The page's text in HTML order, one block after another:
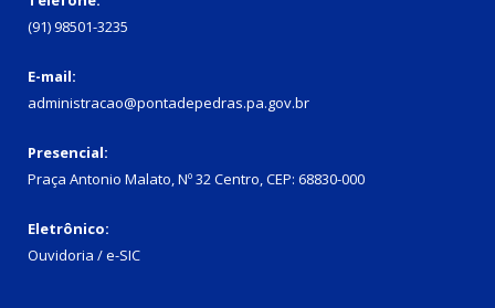
(91) 98501-3235
E-mail:
administracao@pontadepedras.pa.gov.br
Presencial:
Praça Antonio Malato, Nº 32 Centro, CEP: 68830-000
Eletrônico:
Ouvidoria / e-SIC